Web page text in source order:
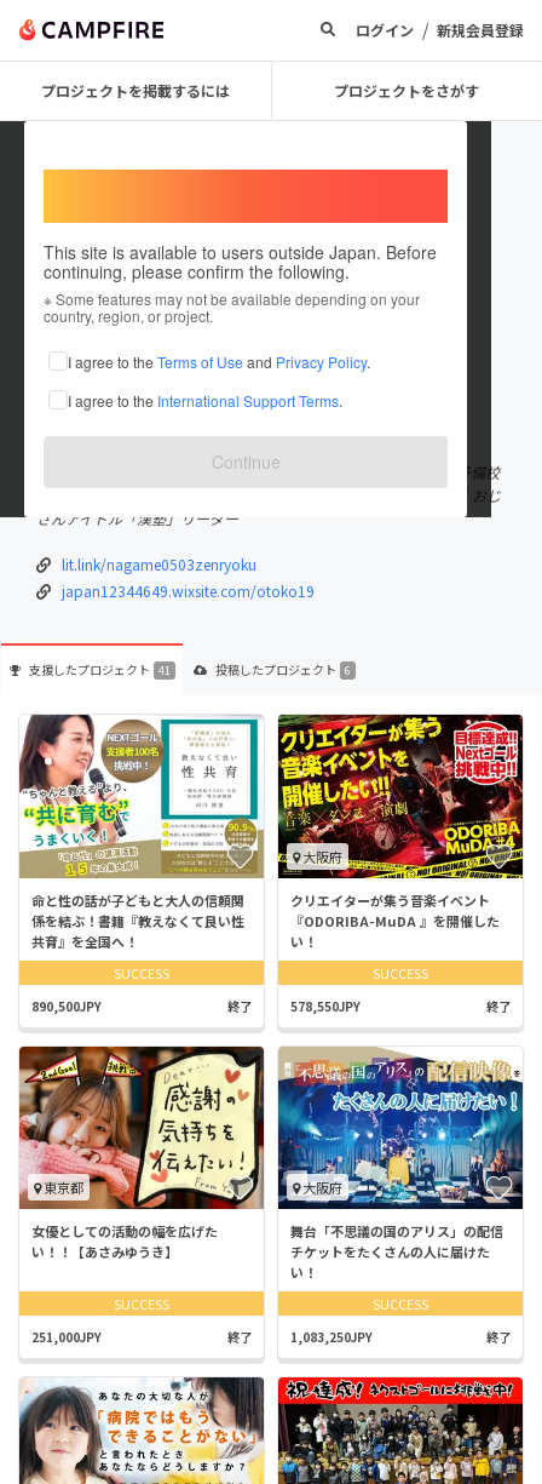
ログイン / 新規会員登録
プロジェクトを掲載するには プロジェクトをさがす
This site is available to users outside Japan. Before
continuing, please confirm the following.
※ Some features may not be available depending on your
country, region, or project.
I agree to the Terms of Use and Privacy Policy.
I agree to the International Support Terms.
Continue
ながめ
これまでに41回支援して6件のプロジェクトを投稿しています
在住国：日本 現在地：大阪府
出身国：日本 出身地：熊本県
元高校教師。退職後、学習塾の講師・エリアマネージャーを経て予備校
講師に｜速読インストラクター｜日本ビジネス大喜利協会｜作家｜おじ
さんアイドル「漢塾」リーダー
lit.link/nagame0503zenryoku
japan12344649.wixsite.com/otoko19
支援したプロジェクト 41 投稿したプロジェクト 6
命と性の話が子どもと大人の信頼関
係を結ぶ！書籍『教えなくて良い性
共育』を全国へ！
SUCCESS
890,500JPY 終了
大阪府
クリエイターが集う音楽イベント
『ODORIBA-MuDA 』を開催した
い！
SUCCESS
578,550JPY 終了
東京都
女優としての活動の幅を広げた
い！！【あさみゆうき】
SUCCESS
251,000JPY 終了
大阪府
舞台「不思議の国のアリス」の配信
チケットをたくさんの人に届けた
い！
SUCCESS
1,083,250JPY 終了